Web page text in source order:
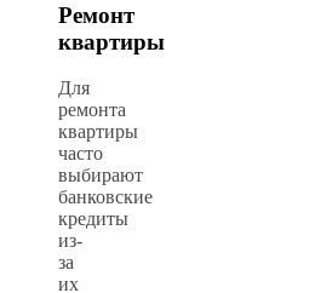
Ремонт
квартиры
Для
ремонта
квартиры
часто
выбирают
банковские
кредиты
из-
за
их